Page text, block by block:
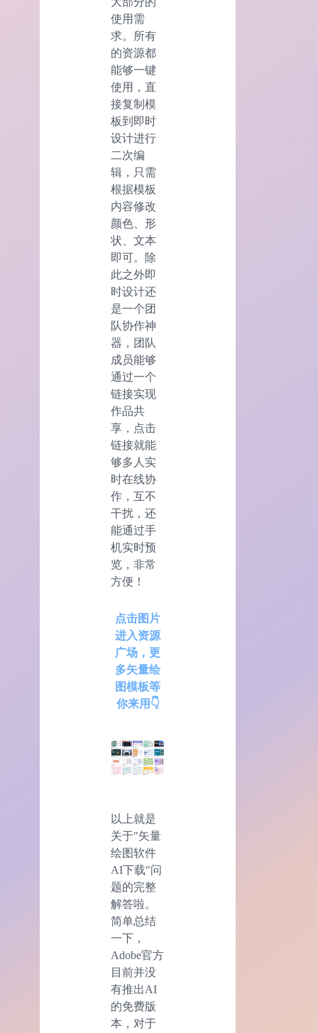
使用需
求。所有
的资源都
能够一键
使用，直
接复制模
板到即时
设计进行
二次编
辑，只需
根据模板
内容修改
颜色、形
状、文本
即可。除
此之外即
时设计还
是一个团
队协作神
器，团队
成员能够
通过一个
链接实现
作品共
享，点击
链接就能
够多人实
时在线协
作，互不
干扰，还
能通过手
机实时预
览，非常
方便！
点击图片
进入资源
广场，更
多矢量绘
图模板等
你来用👇
以上就是
关于"矢量
绘图软件
AI下载"问
题的完整
解答啦。
简单总结
一下，
Adobe官方
目前并没
有推出AI
的免费版
本，对于